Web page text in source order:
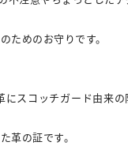
ためのお守りです。
スコッチガード由来の
革の証です。